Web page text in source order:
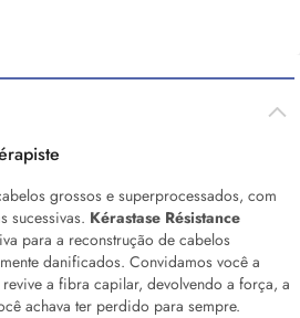
grossos e superprocessados, com
sucessivas. Kérastase Résistance
para a reconstrução de cabelos
danificados. Convidamos você a
a fibra capilar, devolvendo a força, a
achava ter perdido para sempre.